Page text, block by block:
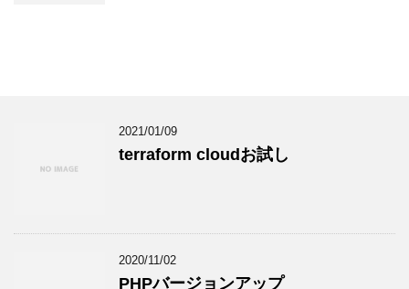
2021/01/09
terraform cloudお試し
2020/11/02
PHPバージョンアップ